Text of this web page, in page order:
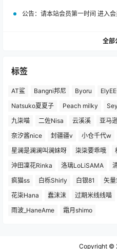
公告： 请本站会员第一时间 进入会
全部
标签
AT鲨 Bangni邦尼 Byoru
Natsuko夏夏子
Peach milky
九柒喵
二佐Nisa 云溪溪 亚马
奈汐酱nice
封疆疆v 小仓千代w
星澜是澜澜叫澜妹呀
柒柒要乖哦
沖田凜花Rinka
洛璃LoLiSAMA
疯猫ss
白栎Shirly 白银81 矢量
花柒Hana
蠢沫沫 过期米线线喵
雨波_HaneAme
霜月shimo
Copyright ©